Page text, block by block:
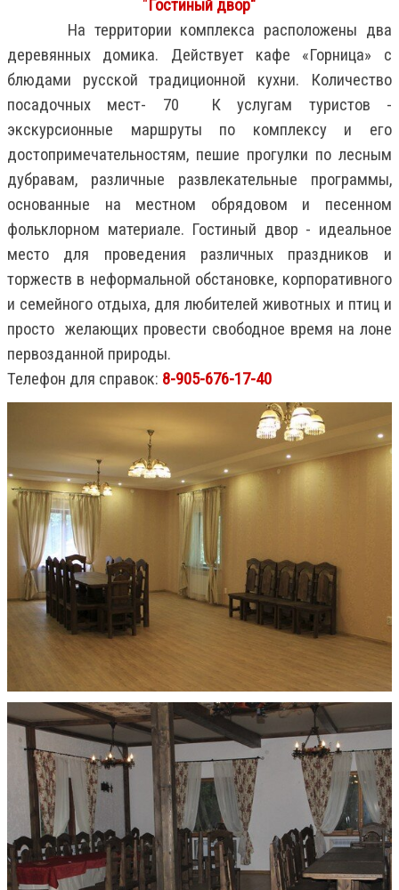
"Гостиный двор"
На территории комплекса расположены два
деревянных домика. Действует кафе «Горница» с
блюдами русской традиционной кухни. Количество
посадочных мест- 70 К услугам туристов -
экскурсионные маршруты по комплексу и его
достопримечательностям, пешие прогулки по лесным
дубравам, различные развлекательные программы,
основанные на местном обрядовом и песенном
фольклорном материале. Гостиный двор - идеальное
место для проведения различных праздников и
торжеств в неформальной обстановке, корпоративного
и семейного отдыха, для любителей животных и птиц и
просто желающих провести свободное время на лоне
первозданной природы.
Телефон для справок: 8-905-676-17-40